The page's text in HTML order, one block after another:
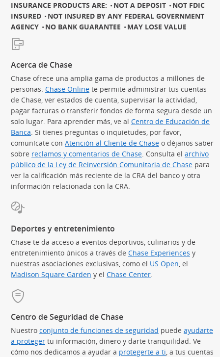
INSURANCE PRODUCTS ARE:
NOT A DEPOSIT
NOT FDIC
INSURED
NOT INSURED BY ANY FEDERAL GOVERNMENT
AGENCY
NO BANK GUARANTEE MAY LOSE VALUE
Acerca de Chase
Chase ofrece una amplia gama de productos a millones de
personas. Chase Online te permite administrar tus cuentas
de Chase, ver estados de cuenta, supervisar la actividad,
pagar facturas o transferir fondos de forma segura desde un
solo lugar. Para aprender más, ve al Centro de Educación de
Banca(Se abre en superposición)
. Si tienes preguntas o inquietudes, por favor,
comunícate con Atención al Cliente de Chase o déjanos saber
sobre reclamos y comentarios de Chase. Consulta el archivo
público de la Ley de Reinversión Comunitaria de Chase (Se
para
ver la calificación más reciente de la CRA del banco y otra
información relacionada con la CRA.
Deportes y entretenimiento
Chase te da acceso a eventos deportivos, culinarios y de
entretenimiento únicos a través de Chase Experiences (Se
y
nuestras asociaciones exclusivas, como el US Open(Se abre en
, el
Madison Square Garden (Se abre en superposición)
y el Chase Center(Se abre en
.
Centro de Seguridad de Chase
Nuestro conjunto de funciones de seguridad puede ayudarte
a proteger tu información, dinero y darte tranquilidad. Ve
cómo nos dedicamos a ayudar a protegerte a ti, a tus cuentas